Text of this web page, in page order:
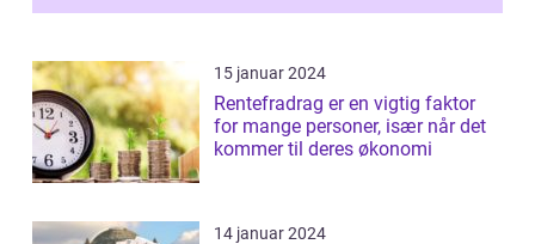
15 januar 2024
Rentefradrag er en vigtig faktor
for mange personer, især når det
kommer til deres økonomi
14 januar 2024